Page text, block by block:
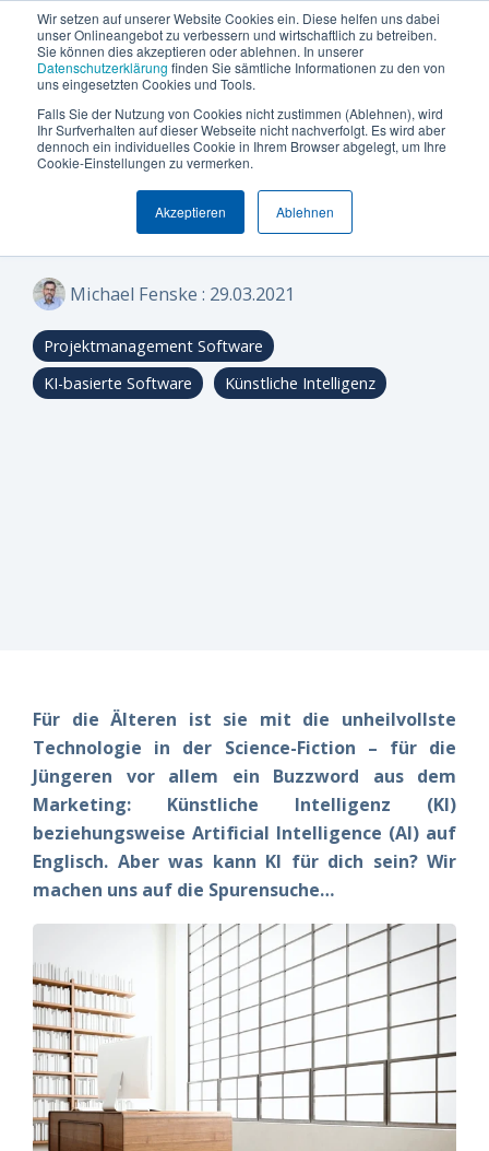
Wir setzen auf unserer Website Cookies ein. Diese helfen uns dabei
unser Onlineangebot zu verbessern und wirtschaftlich zu betreiben.
Sie können dies akzeptieren oder ablehnen. In unserer
Datenschutzerklärung finden Sie sämtliche Informationen zu den von
uns eingesetzten Cookies und Tools.
Falls Sie der Nutzung von Cookies nicht zustimmen (Ablehnen), wird
Ihr Surfverhalten auf dieser Webseite nicht nachverfolgt. Es wird aber
dennoch ein individuelles Cookie in Ihrem Browser abgelegt, um Ihre
Cookie-Einstellungen zu vermerken.
Akzeptieren Ablehnen
Termin vereinbaren +49 (0) 89 512 65 100
Was
möchten
steuern
oder
optimieren?
Unternehmensgröße
Mittelstand
Produkte
und
&
Projekt-
Management
Branchen
Die
Can
Plattform
Plattform Überblick
Integrationen
Reporting & BI
Machen
Sie
den
ersten
Schritt
zu
mehr
Effizienz!
Sind Sie
neugierig,
heraus!
Jetzt
Demo
buchen!
Insights
&
Practices
Blog
Whitepaper & eBooks
Hybride Mastercalss
Anwender der Can Do Software
FAQs
Machen
Sie
den
ersten
Schritt
zu
mehr
Effizienz!
Sind Sie
neugierig,
heraus!
Jetzt
Demo
buchen!
Was
uns
auszeichnet
Über Uns (Geschichte)
Warum Can Do
Partner
Karriere
Machen
Sie
den
ersten
Schritt
zu
mehr
Effizienz!
Sind Sie
neugierig,
heraus!
Jetzt
Demo
buchen!
3 MINUTEN LESEZEIT
Was KI heute schon
leistet
Michael Fenske : 29.03.2021
Projektmanagement Software
KI-basierte Software
Künstliche Intelligenz
Für die Älteren ist sie mit die unheilvollste
Technologie in der Science-Fiction – für die
Jüngeren vor allem ein Buzzword aus dem
Marketing: Künstliche Intelligenz (KI)
beziehungsweise Artificial Intelligence (AI) auf
Englisch. Aber was kann KI für dich sein? Wir
machen uns auf die Spurensuche…